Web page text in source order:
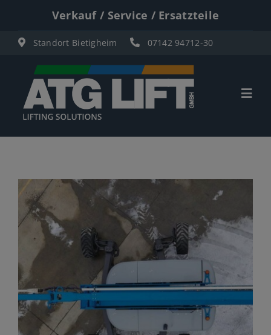
springen
Verkauf / Service / Ersatzteile
Standort Bietigheim 07142 94712-30
Materiallifte
Personenlifte
Elektro Scherenbühnen
Gelenkteleskopbühnen
Teleskopbühnen